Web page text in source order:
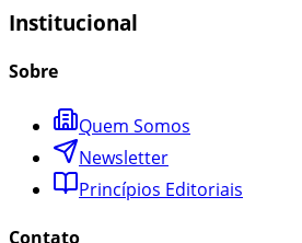
Institucional
Sobre
Quem Somos
Newsletter
Princípios Editoriais
Contato